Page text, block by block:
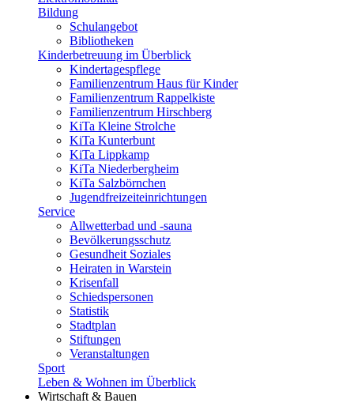
Bildung
Schulangebot
Bibliotheken
Kinderbetreuung im Überblick
Kindertagespflege
Familienzentrum Haus für Kinder
Familienzentrum Rappelkiste
Familienzentrum Hirschberg
KiTa Kleine Strolche
KiTa Kunterbunt
KiTa Lippkamp
KiTa Niederbergheim
KiTa Salzbörnchen
Jugendfreizeiteinrichtungen
Service
Allwetterbad und -sauna
Bevölkerungsschutz
Gesundheit Soziales
Heiraten in Warstein
Krisenfall
Schiedspersonen
Statistik
Stadtplan
Stiftungen
Veranstaltungen
Sport
Leben & Wohnen im Überblick
Wirtschaft & Bauen